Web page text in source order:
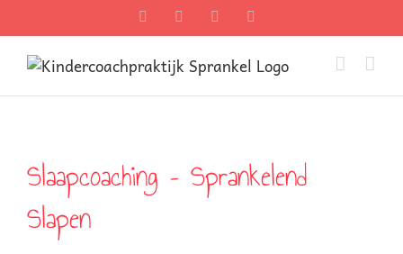
naar
inhoud
FacebookTwitter Instagram
Slaapcoaching – Sprankelend
Slapen